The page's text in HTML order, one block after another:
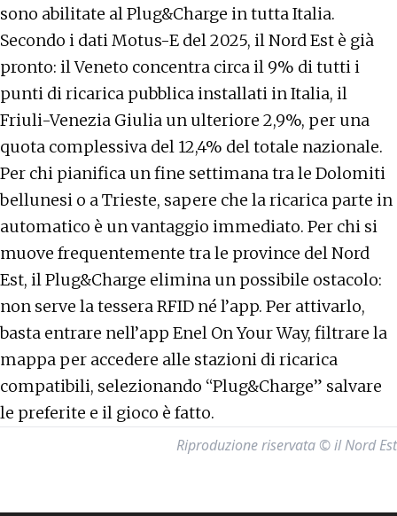
sono abilitate al Plug&Charge in tutta Italia.
Secondo i dati Motus-E del 2025, il Nord Est è già
pronto: il Veneto concentra circa il 9% di tutti i
punti di ricarica pubblica installati in Italia, il
Friuli-Venezia Giulia un ulteriore 2,9%, per una
quota complessiva del 12,4% del totale nazionale.
Per chi pianifica un fine settimana tra le Dolomiti
bellunesi o a Trieste, sapere che la ricarica parte in
automatico è un vantaggio immediato. Per chi si
muove frequentemente tra le province del Nord
Est, il Plug&Charge elimina un possibile ostacolo:
non serve la tessera RFID né l’app. Per attivarlo,
basta entrare nell’app Enel On Your Way, filtrare la
mappa per accedere alle stazioni di ricarica
compatibili, selezionando “Plug&Charge” salvare
le preferite e il gioco è fatto.
Riproduzione riservata © il Nord Est